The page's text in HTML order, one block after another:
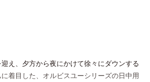
え、夕方から夜にかけて徐々にダウンする
着目した、オルビスユーシリーズの日中用